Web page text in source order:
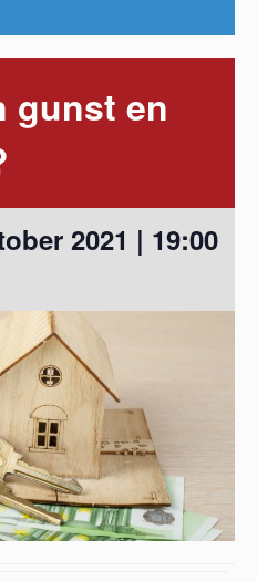
gunst en
2021 | 19:00